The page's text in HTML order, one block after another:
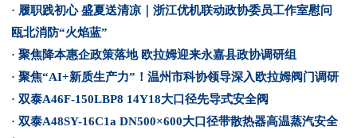
· 履职践初心 盛夏送清凉｜浙江优机联动政协委员工作室慰问
瓯北消防“火焰蓝”
· 聚焦降本惠企政策落地 欧拉姆迎来永嘉县政协调研组
· 聚焦“AI+新质生产力”！温州市科协领导深入欧拉姆阀门调研
· 双泰A46F-150LBP8 14Y18大口径先导式安全阀
· 双泰A48SY-16C1a DN500×600大口径带散热器高温蒸汽安全